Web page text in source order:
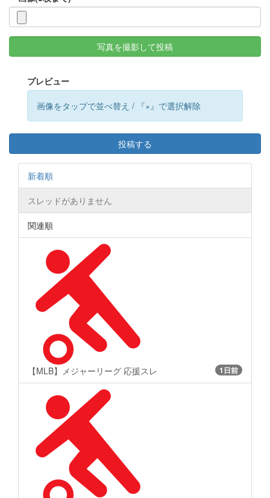
写真を撮影して投稿
プレビュー
画像をタップで並べ替え / 『×』で選択解除
投稿する
新着順
スレッドがありません
関連順
【MLB】メジャーリーグ 応援スレ 1日前